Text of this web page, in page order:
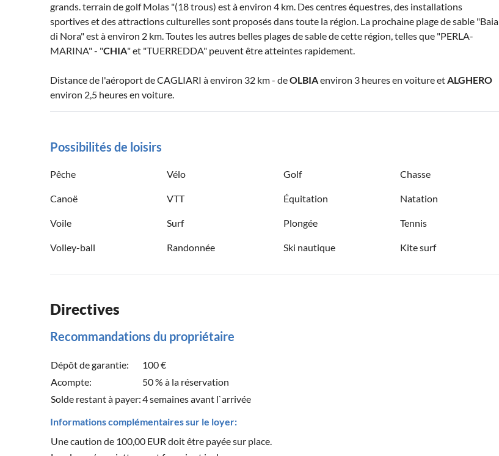
grands. terrain de golf Molas "(18 trous) est à environ 4 km. Des centres équestres, des installations
sportives et des attractions culturelles sont proposés dans toute la région. La prochaine plage de sable "Baia
di Nora" est à environ 2 km. Toutes les autres belles plages de sable de cette région, telles que "PERLA-
MARINA" - "CHIA" et "TUERREDDA" peuvent être atteintes rapidement.
Distance de l'aéroport de CAGLIARI à environ 32 km - deOLBIAenviron 3 heures en voiture etALGHERO
environ 2,5 heures en voiture.
Possibilités de loisirs
Pêche Vélo Golf Chasse
Canoë VTT Équitation Natation
Voile Surf Plongée Tennis
Volley-ball Randonnée Ski nautique Kite surf
Directives
Recommandations du propriétaire
Dépôt de garantie:
100 €
Acompte:
50 % à la réservation
Solde restant à payer:4 semaines avant l`arrivée
Informations complémentaires sur le loyer:
Une caution de 100,00 EUR doit être payée sur place.